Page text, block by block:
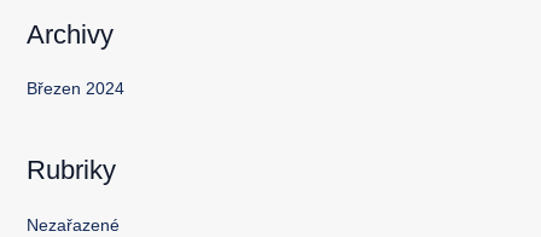
Archivy
Březen 2024
Rubriky
Nezařazené